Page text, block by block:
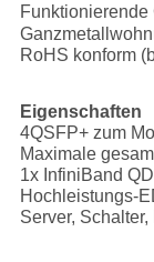
RoHS konform
Eigenschaften
4QSFP+ zum
Maximale
1x InfiniBand
Hochleistungs-
Server,